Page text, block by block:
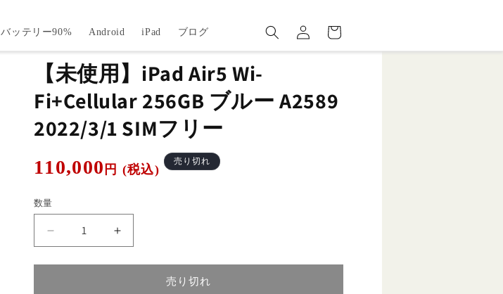
バッテリー90% Android iPad ブログ
グ
イ
ー
ト
【未使用】iPad Air5 Wi-
Fi+Cellular 256GB ブルー A2589
2022/3/1 SIMフリー
通
価
格
110,000 円 (税込)
売り切れ
数量
【未
売り切れ